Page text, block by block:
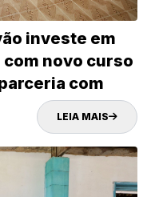
investe em
novo curso
com
LEIA MAIS